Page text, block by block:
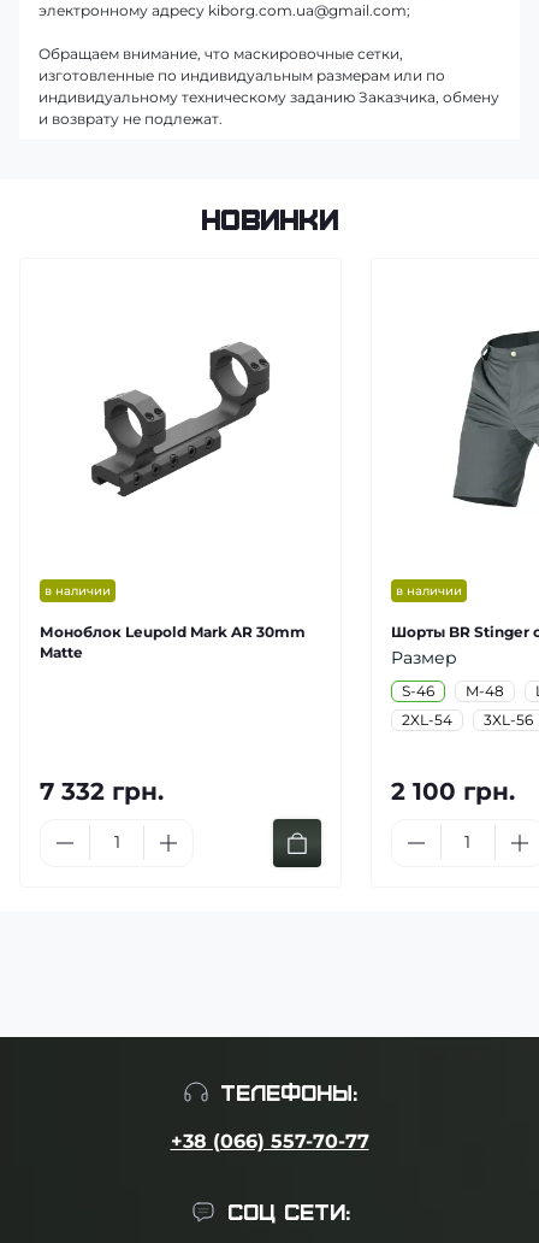
электронному адресу kiborg.com.ua@gmail.com;
Обращаем внимание, что маскировочные сетки,
изготовленные по индивидуальным размерам или по
индивидуальному техническому заданию Заказчика, обмену
и возврату не подлежат.
Новинки
в наличии
Моноблок Leupold Mark AR 30mm
Matte
7 332 грн.
в наличии
Шорты BR Stinger
Размер
S-46 M-48
2XL-54
3XL-56
2 100 грн.
ТЕЛЕФОНЫ:
+38 (066) 557-70-77
СОЦ СЕТИ: